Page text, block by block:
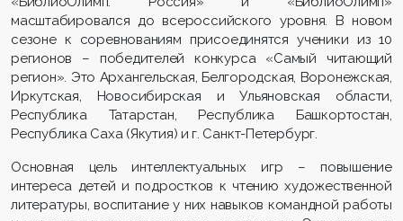
масштабировался до всероссийского уровня. В новом
сезоне к соревнованиям присоединятся ученики из 10
регионов – победителей конкурса «Самый читающий
регион». Это Архангельская, Белгородская, Воронежская,
Иркутская, Новосибирская и Ульяновская области,
Республика Татарстан, Республика Башкортостан,
Республика Саха (Якутия) и г. Санкт-Петербург.
Основная цель интеллектуальных игр – повышение
интереса детей и подростков к чтению художественной
литературы, воспитание у них навыков командной работы